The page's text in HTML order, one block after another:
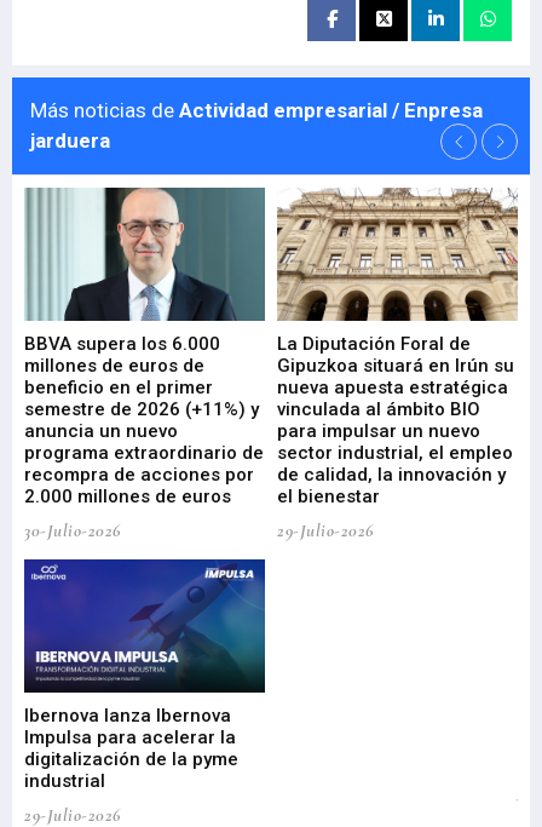
Más noticias de Actividad empresarial / Enpresa
jarduera
BBVA supera los 6.000
millones de euros de
beneficio en el primer
semestre de 2026 (+11%) y
anuncia un nuevo
programa extraordinario de
recompra de acciones por
2.000 millones de euros
30-Julio-2026
La Diputación Foral de
Gipuzkoa situará en Irún su
nueva apuesta estratégica
vinculada al ámbito BIO
para impulsar un nuevo
sector industrial, el empleo
de calidad, la innovación y
el bienestar
29-Julio-2026
Ibernova lanza Ibernova
Impulsa para acelerar la
digitalización de la pyme
industrial
29-Julio-2026